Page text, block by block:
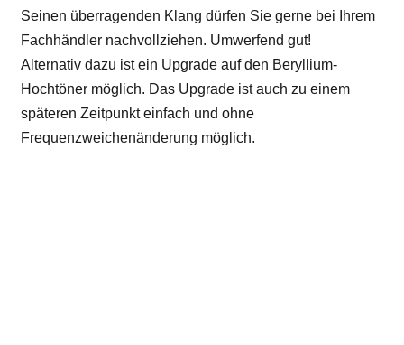
Seinen überragenden Klang dürfen Sie gerne bei Ihrem
Fachhändler nachvollziehen. Umwerfend gut!
Alternativ dazu ist ein Upgrade auf den Beryllium-
Hochtöner möglich. Das Upgrade ist auch zu einem
späteren Zeitpunkt einfach und ohne
Frequenzweichenänderung möglich.